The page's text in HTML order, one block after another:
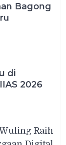
Bagong
di
2026
Raih